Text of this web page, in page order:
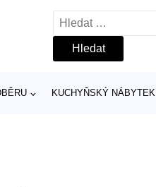
Vyhledávání
KUCHYŇSKÝ NÁBYTEK